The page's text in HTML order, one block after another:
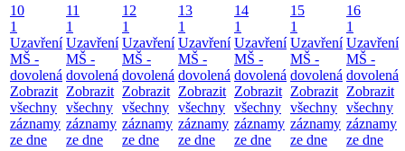
10
1
Uzavření
MŠ -
dovolená
Zobrazit
všechny
záznamy
ze dne
11
1
Uzavření
MŠ -
dovolená
Zobrazit
všechny
záznamy
ze dne
12
1
Uzavření
MŠ -
dovolená
Zobrazit
všechny
záznamy
ze dne
13
1
Uzavření
MŠ -
dovolená
Zobrazit
všechny
záznamy
ze dne
14
1
Uzavření
MŠ -
dovolená
Zobrazit
všechny
záznamy
ze dne
15
1
Uzavření
MŠ -
dovolená
Zobrazit
všechny
záznamy
ze dne
16
1
Uzavření
MŠ -
dovolená
Zobrazit
všechny
záznamy
ze dne